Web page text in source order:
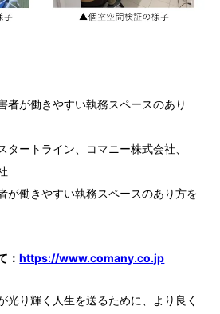
働きやすい執務スペースのあり
タートライン、コマニー株式会社、
働きやすい執務スペースのあり方を
：https://www.comany.co.jp
光り輝く人生を送るために、より良く